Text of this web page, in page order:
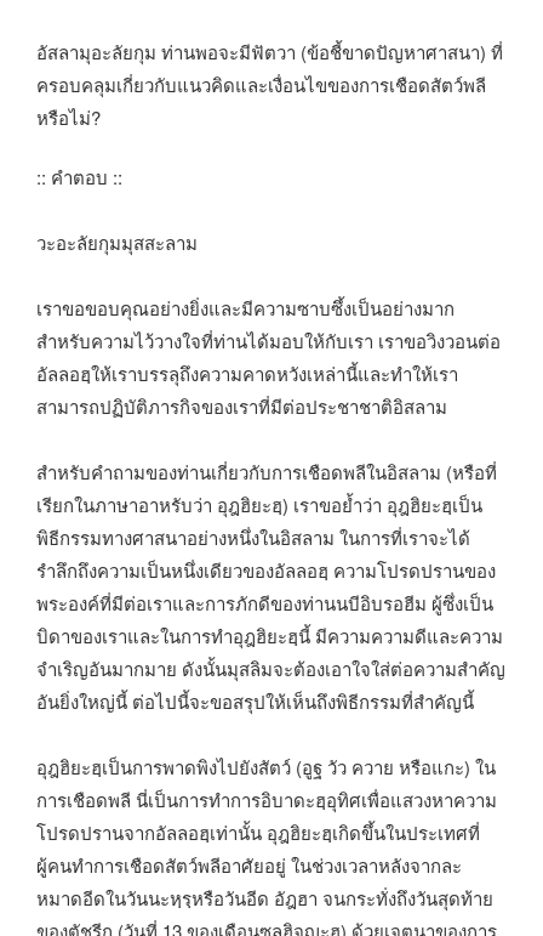
อัสลามุอะลัยกุม ท่านพอจะมีฟัตวา (ข้อชี้ขาดปัญหาศาสนา) ที่
ครอบคลุมเกี่ยวกับแนวคิดและเงื่อนไขของการเชือดสัตว์พลี
หรือไม่?
:: คำตอบ ::
วะอะลัยกุมมุสสะลาม
เราขอขอบคุณอย่างยิ่งและมีความซาบซึ้งเป็นอย่างมาก
สำหรับความไว้วางใจที่ท่านได้มอบให้กับเรา เราขอวิงวอนต่อ
อัลลอฮฺให้เราบรรลุถึงความคาดหวังเหล่านี้และทำให้เรา
สามารถปฏิบัติภารกิจของเราที่มีต่อประชาชาติอิสลาม
สำหรับคำถามของท่านเกี่ยวกับการเชือดพลีในอิสลาม (หรือที่
เรียกในภาษาอาหรับว่า อุฎฮิยะฮฺ) เราขอย้ำว่า อุฎฮิยะฮฺเป็น
พิธีกรรมทางศาสนาอย่างหนึ่งในอิสลาม ในการที่เราจะได้
รำลึกถึงความเป็นหนึ่งเดียวของอัลลอฮฺ ความโปรดปรานของ
พระองค์ที่มีต่อเราและการภักดีของท่านนบีอิบรอฮีม ผู้ซึ่งเป็น
บิดาของเราและในการทำอุฎฮิยะฮฺนี้ มีความความดีและความ
จำเริญอันมากมาย ดังนั้นมุสลิมจะต้องเอาใจใส่ต่อความสำคัญ
อันยิ่งใหญ่นี้ ต่อไปนี้จะขอสรุปให้เห็นถึงพิธีกรรมที่สำคัญนี้
อุฎฮิยะฮฺเป็นการพาดพิงไปยังสัตว์ (อูฐ วัว ควาย หรือแกะ) ใน
การเชือดพลี นี่เป็นการทำการอิบาดะฮฺอุทิศเพื่อแสวงหาความ
โปรดปรานจากอัลลอฮฺเท่านั้น อุฎฮิยะฮฺเกิดขึ้นในประเทศที่
ผู้คนทำการเชือดสัตว์พลีอาศัยอยู่ ในช่วงเวลาหลังจากละ
หมาดอีดในวันนะหฺรฺหรือวันอีด อัฎฮา จนกระทั่งถึงวันสุดท้าย